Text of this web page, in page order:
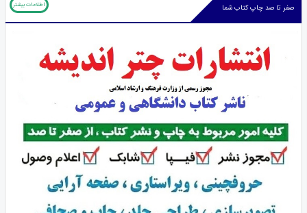
صفر تا صد چاپ کتاب شما اطلاعات بیشتر